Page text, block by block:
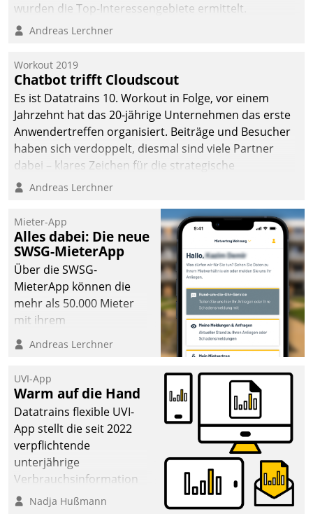
wurden die Top-Interessengebiete ermittelt.
Andreas Lerchner
Workout 2019
Chatbot trifft Cloudscout
Es ist Datatrains 10. Workout in Folge, vor einem
Jahrzehnt hat das 20-jährige Unternehmen das erste
Anwendertreffen organisiert. Beiträge und Besucher
haben sich verdoppelt, diesmal sind viele Partner
dabei – klares Zeichen für die strategische
Fokussierung auf den Kunden.
Andreas Lerchner
Mieter-App
Alles dabei: Die neue
SWSG-MieterApp
Über die SWSG-
MieterApp können die
mehr als 50.000 Mieter
mit ihrem
Wohnungsunternehmen
kommunizieren, auf dem
einsehen und ändern
oder
Schadensmeldungen
abgeben – rund um die
Uhr.
Andreas Lerchner
UVI-App
Warm auf die Hand
Datatrains flexible UVI-
App stellt die seit 2022
verpflichtende
unterjährige
Verbrauchsinformation
schnell, zuverlässig und
Nadja Hußmann